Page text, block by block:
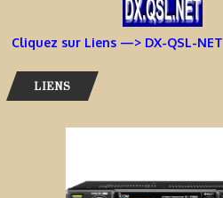
Cliquez sur Liens —> DX-QSL-NET
LIENS